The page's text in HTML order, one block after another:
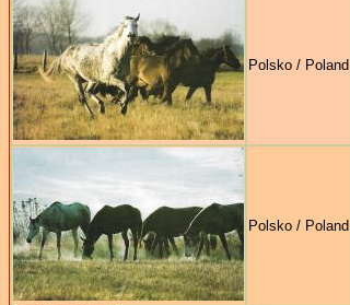
Polsko / Poland
Polsko / Poland